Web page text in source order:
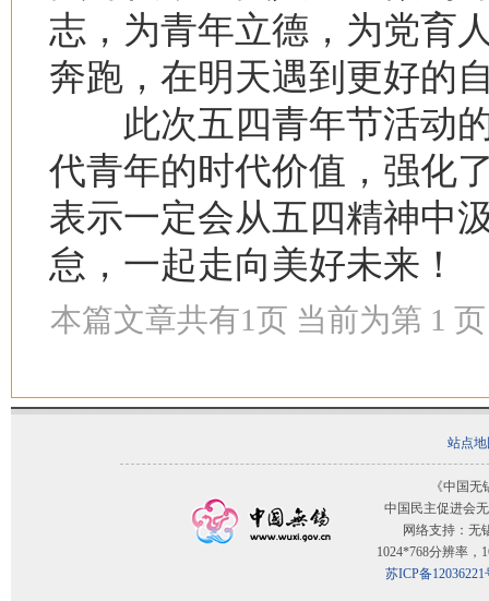
志，为青年立德，为党育
奔跑，在明天遇到更好的
此次五四青年节活动的
代青年的时代价值，强化
表示一定会从五四精神中
怠，一起走向美好未来！
本篇文章共有1页 当前为第 1 页
站点
《中国
中国民主促进会
网络支持：无
1024*768分辨率，
苏ICP备12036221